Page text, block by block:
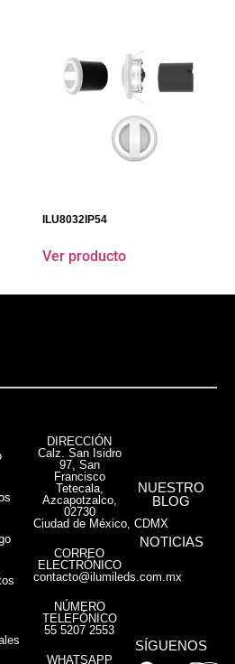
ILU8032IP54
Ver producto
DIRECCIÓN
Calz. San Isidro
97, San
Francisco
Tetecala,
Azcapotzalco,
02730
Ciudad de México, CDMX
CORREO
ELECTRÓNICO
contacto@ilumileds.com.mx
NÚMERO
TELEFÓNICO
55 5207 2553
WHATSAPP
NUESTRO
BLOG
NOTICIAS
SÍGUENOS